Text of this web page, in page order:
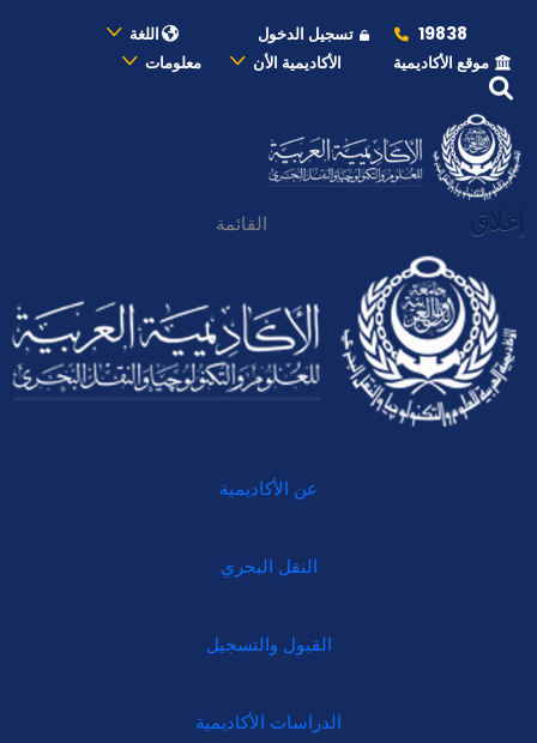
19838 تسجيل الدخول
اللغة
موقع الأكاديمية
الأكاديمية الأن معلومات
إغلاق القائمة
عن الأكاديمية
النقل البحري
القبول والتسجيل
الدراسات الأكاديمية